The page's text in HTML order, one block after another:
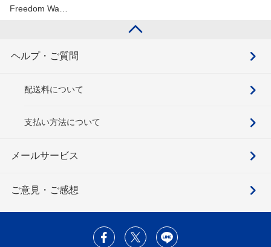
Freedom Wa…
ヘルプ・ご質問
配送料について
支払い方法について
メールサービス
ご意見・ご感想